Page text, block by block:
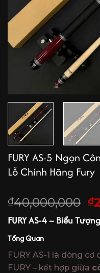
FURY AS-5 Ngọn
Lỗ Chính Hãng Fury
₫40,000,000
là:
₫
FURY AS-4 – Biểu
Tổng Quan
FURY AS-1 là dòng
FURY – kết hợp giữa